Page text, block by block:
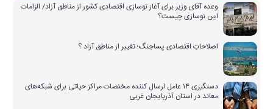
وعده آقای وزیر برای آغاز نوسازی اقتصادی کشور از مناطق آزاد/ الزامات
این نوسازی چیست؟
اصلاحاتِ اقتصادی پساجنگ؛ تغییر از مناطق آزاد ؟
دستگیری ۱۴ عامل ارسال کننده مختصات مراکز حیاتی برای شبکه‌های
معاند در استان آذربایجان غربی